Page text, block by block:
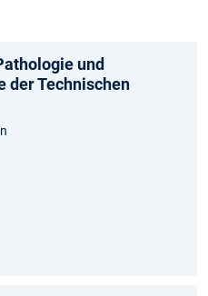
und
der Technischen